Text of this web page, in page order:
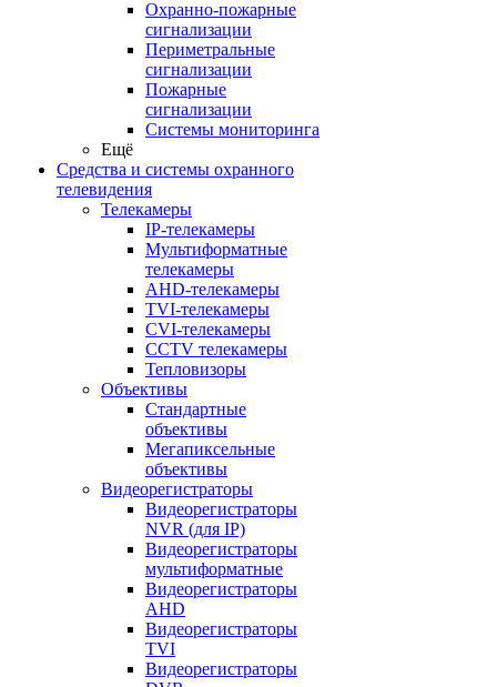
Охранно-пожарные
сигнализации
Периметральные
сигнализации
Пожарные
сигнализации
Системы мониторинга
Ещё
Средства и системы охранного
телевидения
Телекамеры
IP-телекамеры
Мультиформатные
телекамеры
AHD-телекамеры
TVI-телекамеры
CVI-телекамеры
CCTV телекамеры
Тепловизоры
Объективы
Стандартные
объективы
Мегапиксельные
объективы
Видеорегистраторы
Видеорегистраторы
NVR (для IP)
Видеорегистраторы
мультиформатные
Видеорегистраторы
AHD
Видеорегистраторы
TVI
Видеорегистраторы